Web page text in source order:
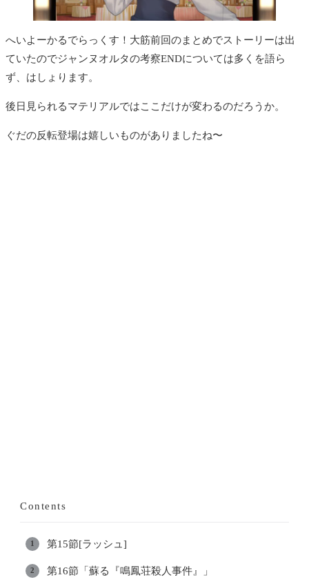
へいよーかるでらっくす！大筋前回のまとめでストーリーは出
ていたのでジャンヌオルタの考察ENDについては多くを語ら
ず、はしょります。
後日見られるマテリアルではここだけが変わるのだろうか。
ぐだの反転登場は嬉しいものがありましたね〜
Contents
第15節[ラッシュ]
第16節「蘇る『鳴鳳荘殺人事件』」